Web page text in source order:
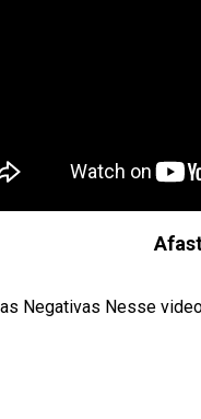
Negativas Nesse